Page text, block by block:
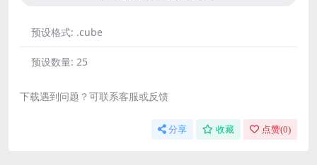
预设格式: .cube
预设数量: 25
下载遇到问题？可联系客服或反馈
分享 收藏 点赞(0)